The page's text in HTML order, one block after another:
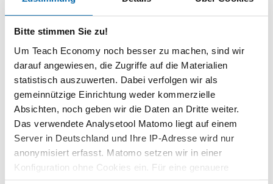
Bitte stimmen Sie zu!
Um Teach Economy noch besser zu machen, sind wir
darauf angewiesen, die Zugriffe auf die Materialien
statistisch auszuwerten. Dabei verfolgen wir als
gemeinnützige Einrichtung weder kommerzielle
Absichten, noch geben wir die Daten an Dritte weiter.
Das verwendete Analysetool Matomo liegt auf einem
Server in Deutschland und Ihre IP-Adresse wird nur
anonymisiert erfasst. Matomo setzen wir in einer
Konfiguration ohne Cookies ein. Für eine genauere
Analyse bitte wir Sie, auch den optional wählbaren
gelten: Eine umgehende Vermittlung in Arbeit ist demnach
jahrelangen Qualifizierungs- und Weiterbildungsmaßnahmen
vorzuziehen. Zudem will die Regierung Bürokratie reduzieren –
wobei die Umstellung auf die neuen Regelungen zunächst einen
großen bürokratischen Aufwand bedeuten dürfte. Nach Zahlen des
Bundesfinanzministeriums liegen die Verwaltungskosten beim
Bürgergeld heute bei mehr als fünf Milliarden Euro jährlich.
Auch beim Bürgergeld sind bisher schon Sanktionen möglich, die
Streichungen liegen allerdings bei zunächst 10 bis maximal 30
Prozent. Eine komplette Streichung von Bezügen ist nicht
vorgesehen. Künftig sind die Sanktionen nicht nur strenger, die
Jobcenter haben dabei auch weniger Ermessensspielraum.